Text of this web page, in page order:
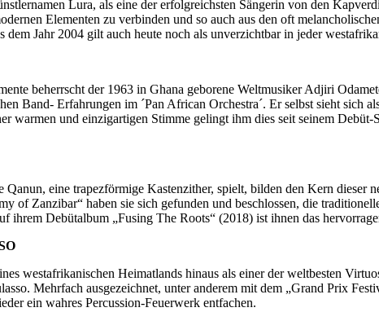
Lura, als eine der erfolgreichsten Sängerin von den
Elementen zu verbinden und so auch aus den oft
Jahr 2004 gilt auch heute noch als unverzichtbar in jeder
beherrscht der 1963 in Ghana geborene Weltmusiker Adjiri
Band- Erfahrungen im ´Pan African Orchestra´. Er selbst sieht sich
und einzigartigen Stimme gelingt ihm dies seit seinem
eine trapezförmige Kastenzither, spielt, bilden den Kern dieser
Zanzibar“ haben sie sich gefunden und beschlossen, die
Debütalbum „Fusing The Roots“ (2018) ist ihnen das
westafrikanischen Heimatlands hinaus als einer der weltbesten
Mehrfach ausgezeichnet, unter anderem mit dem „Grand Prix
ein wahres Percussion-Feuerwerk entfachen.